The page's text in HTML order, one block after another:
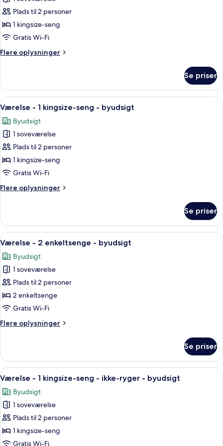
Executive-
værelse
-
kingsize-
Plads til 2 personer
1 kingsize-seng
Gratis Wi-Fi
Flere oplysninger
Flere
værelse
1
seng
Se priser
Indlæs
alle
billeder
af
Værelse
-
1
seng
Et moderne hotelværelse med en
2
Værelse - 1 kingsize-seng - byudsigt
Byudsigt
1 soveværelse
Plads til 2 personer
1 kingsize-seng
Gratis Wi-Fi
Flere oplysninger
Flere
-
kingsize-
-
byudsigt
Se priser
Indlæs
alle
billeder
af
Værelse
-
2
-
Et hotelværelse med to senge, en
2
Værelse - 2 enkeltsenge - byudsigt
Byudsigt
1 soveværelse
Plads til 2 personer
2 enkeltsenge
Gratis Wi-Fi
Flere oplysninger
Flere
-
enkeltsenge
byudsigt
Se priser
Indlæs
alle
billeder
af
Værelse
-
1
Et hotelværelse med seng, sofa, et
3
Værelse - 1 kingsize-seng - ikke-ryger - byudsigt
Byudsigt
1 soveværelse
Plads til 2 personer
1 kingsize-seng
Gratis Wi-Fi